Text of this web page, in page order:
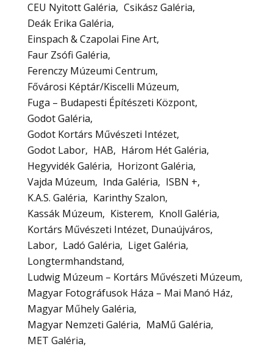
CEU Nyitott Galéria
Csikász Galéria
Deák Erika Galéria
Einspach & Czapolai Fine Art
Faur Zsófi Galéria
Ferenczy Múzeumi Centrum
Fővárosi Képtár/Kiscelli Múzeum
Fuga – Budapesti Építészeti Központ
Godot Galéria
Godot Kortárs Művészeti Intézet
Godot Labor
HAB
Három Hét Galéria
Hegyvidék Galéria
Horizont Galéria
Vajda Múzeum
Inda Galéria
ISBN +
K.A.S. Galéria
Karinthy Szalon
Kassák Múzeum
Kisterem
Knoll Galéria
Kortárs Művészeti Intézet, Dunaújváros
Labor
Ladó Galéria
Liget Galéria
Longtermhandstand
Ludwig Múzeum – Kortárs Művészeti Múzeum
Magyar Fotográfusok Háza – Mai Manó Ház
Magyar Műhely Galéria
Magyar Nemzeti Galéria
MaMű Galéria
MET Galéria